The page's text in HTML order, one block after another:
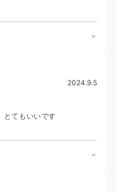
2024.9.5
とてもいいです